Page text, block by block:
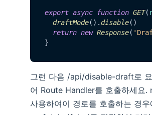
export async function GET(
draftMode().disable()
return new Response(
그런 다음 /api/disable-draft로
어 Route Handler를 호출하세요.
사용하여이 경로를 호출하는 경우